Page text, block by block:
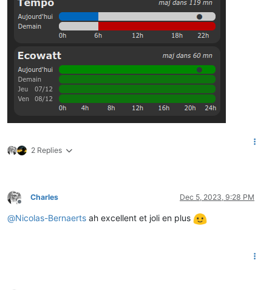
2 Replies
Offline
Charles Dec 5, 2023, 9:28 PM
@Nicolas-Bernaerts ah excellent et joli en plus